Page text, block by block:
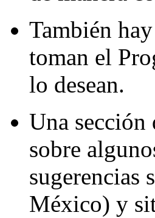
También
toman el
lo desean.
Una
sobre
sugerencias
México) y